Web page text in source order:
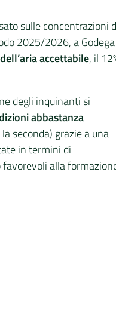
sulle concentrazioni
2025/2026, a Godega
accettabile, il
degli inquinanti si
abbastanza
seconda) grazie a una
in termini di
alla